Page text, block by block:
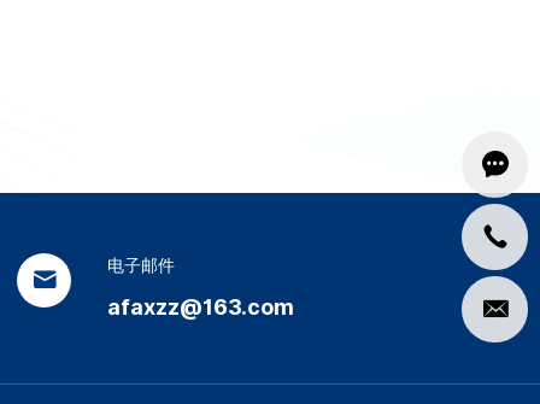
电子邮件
afaxzz@163.com